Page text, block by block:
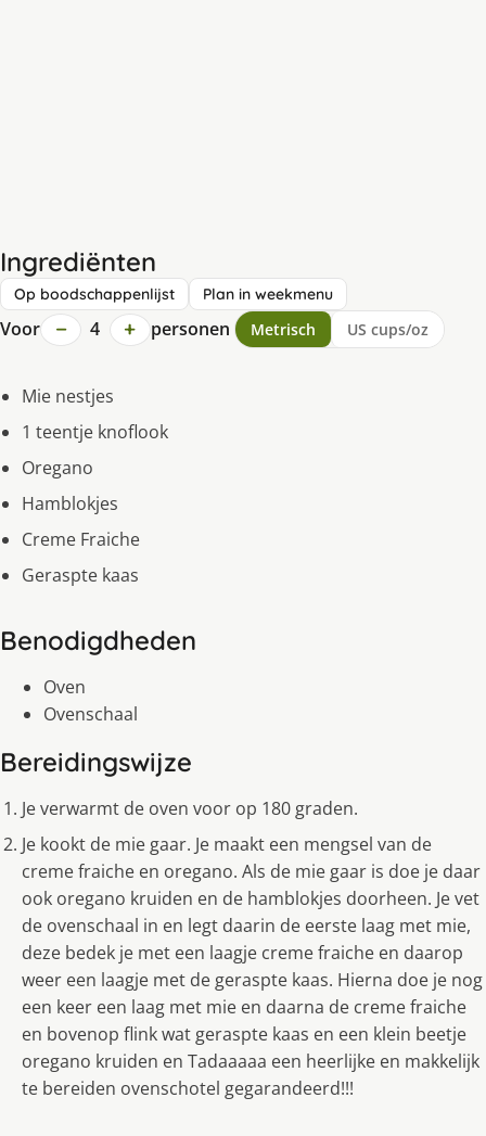
Ingrediënten
Op boodschappenlijst Plan in weekmenu
Voor − 4 + personen Metrisch US cups/oz
Mie nestjes
1 teentje knoflook
Oregano
Hamblokjes
Creme Fraiche
Geraspte kaas
Benodigdheden
Oven
Ovenschaal
Bereidingswijze
Je verwarmt de oven voor op 180 graden.
Je kookt de mie gaar. Je maakt een mengsel van de
creme fraiche en oregano. Als de mie gaar is doe je daar
ook oregano kruiden en de hamblokjes doorheen. Je vet
de ovenschaal in en legt daarin de eerste laag met mie,
deze bedek je met een laagje creme fraiche en daarop
weer een laagje met de geraspte kaas. Hierna doe je nog
een keer een laag met mie en daarna de creme fraiche
en bovenop flink wat geraspte kaas en een klein beetje
oregano kruiden en Tadaaaaa een heerlijke en makkelijk
te bereiden ovenschotel gegarandeerd!!!